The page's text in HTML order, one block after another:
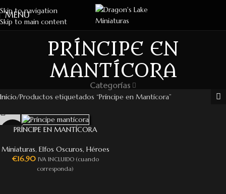
Skip to navigation
Skip to main content
MENU
PRÍNCIPE EN
MANTÍCORA
Categorías
Inicio Productos etiquetados “Príncipe en Mantícora”
PRÍNCIPE EN MANTÍCORA
Miniaturas, Elfos Oscuros, Héroes
€16.90 IVA INCLUIDO (cuando
corresponda)